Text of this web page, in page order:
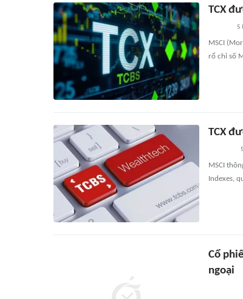
TCX
5
MSCI
rổ chỉ số
TCX
5
MSCI
Indexes,
Cổ
ngoại